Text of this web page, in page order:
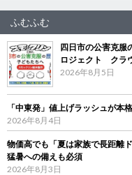
ふむふむ
四日市の公害克服
ロジェクト クラ
2026年8月5日
「中東発」値上げラッシュが
2026年8月4日
物価高でも「夏は家族で長距離
猛暑への備えも必須
2026年8月3日